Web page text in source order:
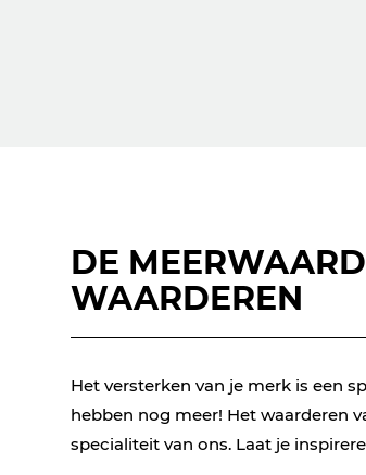
DE
WAARDEREN
Het versterken van je merk is een
hebben nog meer! Het waarderen
specialiteit van ons. Laat je